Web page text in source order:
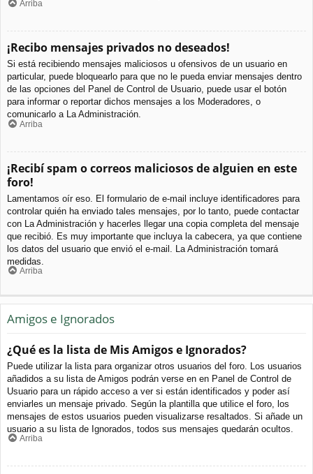
Arriba
¡Recibo mensajes privados no deseados!
Si está recibiendo mensajes maliciosos u ofensivos de un usuario en
particular, puede bloquearlo para que no le pueda enviar mensajes dentro
de las opciones del Panel de Control de Usuario, puede usar el botón
para informar o reportar dichos mensajes a los Moderadores, o
comunicarlo a La Administración.
Arriba
¡Recibí spam o correos maliciosos de alguien en este
foro!
Lamentamos oír eso. El formulario de e-mail incluye identificadores para
controlar quién ha enviado tales mensajes, por lo tanto, puede contactar
con La Administración y hacerles llegar una copia completa del mensaje
que recibió. Es muy importante que incluya la cabecera, ya que contiene
los datos del usuario que envió el e-mail. La Administración tomará
medidas.
Arriba
Amigos e Ignorados
¿Qué es la lista de Mis Amigos e Ignorados?
Puede utilizar la lista para organizar otros usuarios del foro. Los usuarios
añadidos a su lista de Amigos podrán verse en en Panel de Control de
Usuario para un rápido acceso a ver si están identificados y poder así
enviarles un mensaje privado. Según la plantilla que utilice el foro, los
mensajes de estos usuarios pueden visualizarse resaltados. Si añade un
usuario a su lista de Ignorados, todos sus mensajes quedarán ocultos.
Arriba